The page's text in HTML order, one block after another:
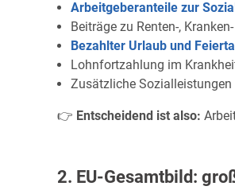
Arbeitgeberanteile zur
Beiträge zu Renten-,
Bezahlter Urlaub und
Lohnfortzahlung im
Zusätzliche
👉 Entscheidend ist also:
2. EU-Gesamtbild: